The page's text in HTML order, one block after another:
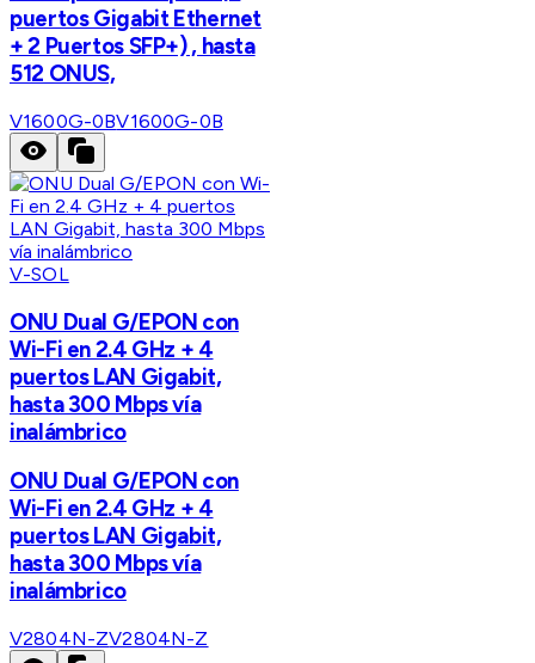
puertos Gigabit Ethernet
+ 2 Puertos SFP+) , hasta
512 ONUS,
V1600G-0BV1600G-0B
V-SOL
ONU Dual G/EPON con
Wi-Fi en 2.4 GHz + 4
puertos LAN Gigabit,
hasta 300 Mbps vía
inalámbrico
ONU Dual G/EPON con
Wi-Fi en 2.4 GHz + 4
puertos LAN Gigabit,
hasta 300 Mbps vía
inalámbrico
V2804N-ZV2804N-Z